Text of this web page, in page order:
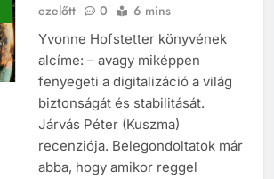
ezelőtt
0 6 mins
Yvonne Hofstetter könyvének
alcíme: – avagy miképpen
fenyegeti a digitalizáció a világ
biztonságát és stabilitását.
Járvás Péter (Kuszma)
recenziója. Belegondoltatok már
abba, hogy amikor reggel